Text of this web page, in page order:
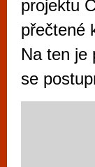
projektu
přečtené
Na ten je
se
metropoli
po